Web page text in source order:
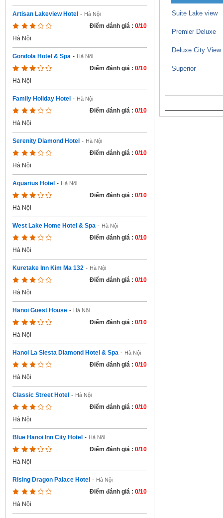
Artisan Lakeview Hotel - Hà Nội
Điểm đánh giá : 0/10
Hà Nội
Gondola Hotel & Spa - Hà Nội
Điểm đánh giá : 0/10
Hà Nội
Family Holiday Hotel - Hà Nội
Điểm đánh giá : 0/10
Hà Nội
Serenity Diamond Hotel - Hà Nội
Điểm đánh giá : 0/10
Hà Nội
Aquarius Hotel - Hà Nội
Điểm đánh giá : 0/10
Hà Nội
West Lake Home Hotel & Spa - Hà Nội
Điểm đánh giá : 0/10
Hà Nội
Kuretake Inn Kim Ma 132 - Hà Nội
Điểm đánh giá : 0/10
Hà Nội
Hanoi Guest House - Hà Nội
Điểm đánh giá : 0/10
Hà Nội
Hanoi La Siesta Diamond Hotel & Spa - Hà Nội
Điểm đánh giá : 0/10
Hà Nội
Classic Street Hotel - Hà Nội
Điểm đánh giá : 0/10
Hà Nội
Blue Hanoi Inn City Hotel - Hà Nội
Điểm đánh giá : 0/10
Hà Nội
Rising Dragon Palace Hotel - Hà Nội
Điểm đánh giá : 0/10
Hà Nội
Suite Lake view
Premier Deluxe
Deluxe City View
Superior